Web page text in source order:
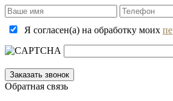
Я согласен(а) на обработку моих
Обратная связь